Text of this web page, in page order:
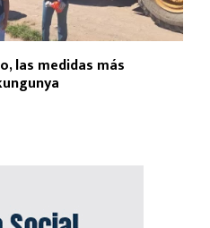
las medidas más